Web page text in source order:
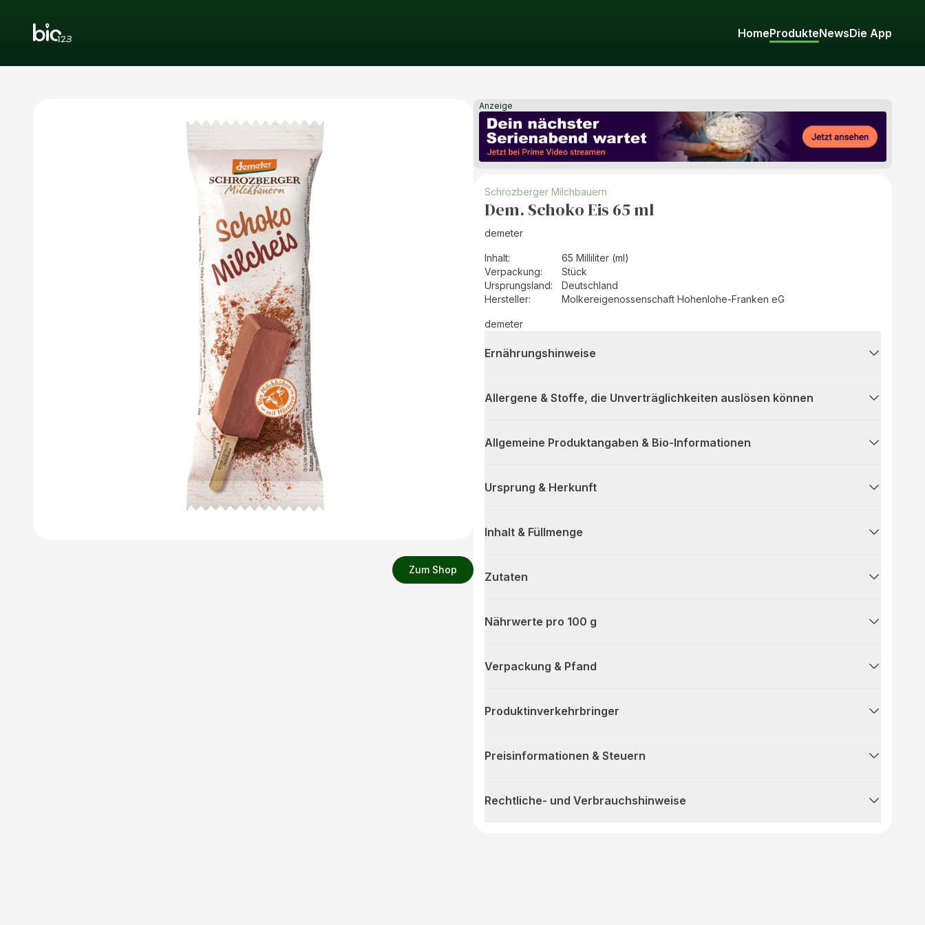
HomeProdukteNewsDie App
Zum Shop
Anzeige
Schrozberger Milchbauern
Dem. Schoko Eis 65 ml
demeter
Inhalt:
65 Milliliter (ml)
Verpackung:
Stück
Ursprungsland:
Deutschland
Hersteller: Molkereigenossenschaft Hohenlohe-Franken eG
demeter
Ernährungshinweise
Allergene & Stoffe, die Unverträglichkeiten auslösen können
Allgemeine Produktangaben & Bio-Informationen
Ursprung & Herkunft
Inhalt & Füllmenge
Zutaten
Nährwerte pro 100 g
Verpackung & Pfand
Produktinverkehrbringer
Preisinformationen & Steuern
Rechtliche- und Verbrauchshinweise